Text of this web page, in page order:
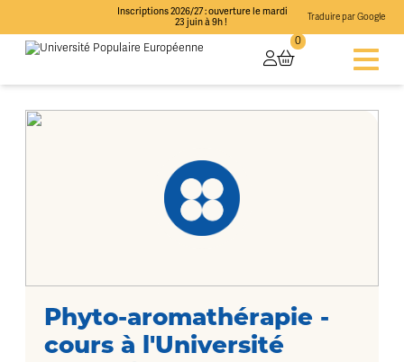
Inscriptions 2026/27 : ouverture le mardi
23 juin à 9h !
Traduire par Google
0
Phyto-aromathérapie -
cours à l'Université